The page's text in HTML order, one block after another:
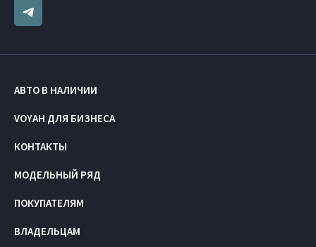
АВТО В НАЛИЧИИ
VOYAH ДЛЯ БИЗНЕСА
КОНТАКТЫ
МОДЕЛЬНЫЙ РЯД
ПОКУПАТЕЛЯМ
ВЛАДЕЛЬЦАМ